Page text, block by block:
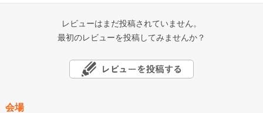
レビューはまだ投稿されていません。
最初のレビューを投稿してみませんか？
会場